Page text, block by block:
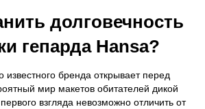
долговечность
гепарда Hansa?
известного бренда открывает перед
мир макетов обитателей дикой
взгляда невозможно отличить от